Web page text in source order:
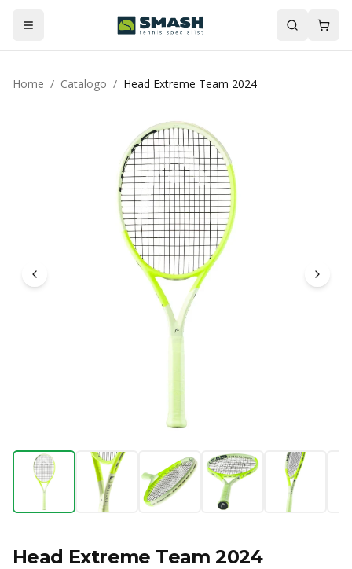
Home / Catalogo / Head Extreme Team 2024
Head Extreme Team 2024